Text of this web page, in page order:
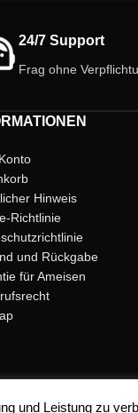
24/7 Support
Frag ohne
Hinweis
Richtlinie
und Rückgabe
für Ameisen
und Leistung zu